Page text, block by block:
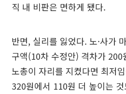
직 내 비판은 면하게 됐다.
반면, 실리를 잃었다. 노·사가
구액(10차 수정안) 격차가 200
노총이 자리를 지켰다면 최저
320원에서 110원 더 높이는